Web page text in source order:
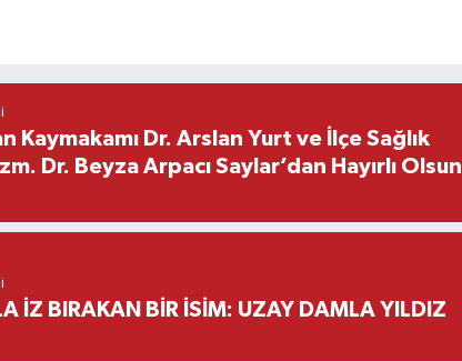
Kaymakamı Dr. Arslan Yurt ve İlçe Sağlık
Dr. Beyza Arpacı Saylar’dan Hayırlı Olsun
İZ BIRAKAN BİR İSİM: UZAY DAMLA YILDIZ